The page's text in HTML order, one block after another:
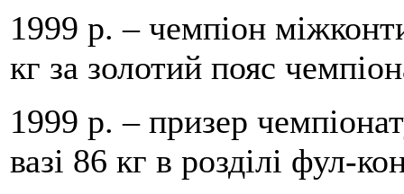
1999 р. – чемпіон
кг за золотий пояс
1999 р. – призер
вазі 86 кг в розділі фул-